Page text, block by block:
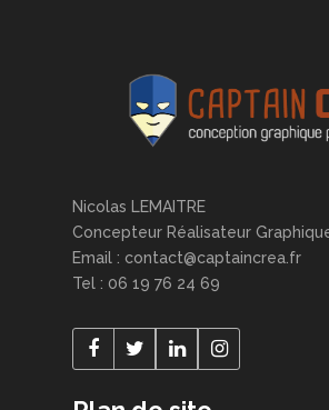
Nicolas LEMAITRE
Concepteur Réalisateur
Email : contact@captaincrea.fr
Tel : 06 19 76 24 69